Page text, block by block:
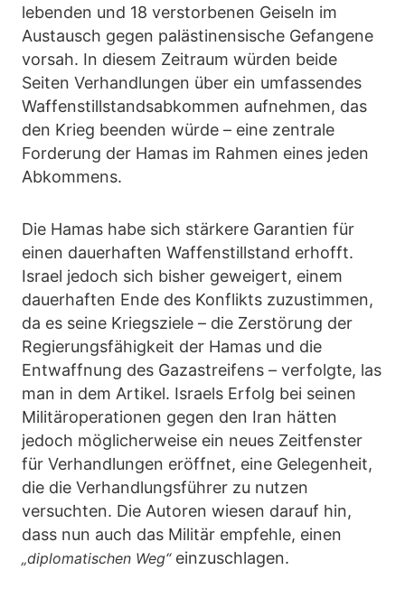
lebenden und 18 verstorbenen Geiseln im
Austausch gegen palästinensische Gefangene
vorsah. In diesem Zeitraum würden beide
Seiten Verhandlungen über ein umfassendes
Waffenstillstandsabkommen aufnehmen, das
den Krieg beenden würde – eine zentrale
Forderung der Hamas im Rahmen eines jeden
Abkommens.
Die Hamas habe sich stärkere Garantien für
einen dauerhaften Waffenstillstand erhofft.
Israel jedoch sich bisher geweigert, einem
dauerhaften Ende des Konflikts zuzustimmen,
da es seine Kriegsziele – die Zerstörung der
Regierungsfähigkeit der Hamas und die
Entwaffnung des Gazastreifens – verfolgte, las
man in dem Artikel. Israels Erfolg bei seinen
Militäroperationen gegen den Iran hätten
jedoch möglicherweise ein neues Zeitfenster
für Verhandlungen eröffnet, eine Gelegenheit,
die die Verhandlungsführer zu nutzen
versuchten. Die Autoren wiesen darauf hin,
dass nun auch das Militär empfehle, einen
„diplomatischen Weg“einzuschlagen.